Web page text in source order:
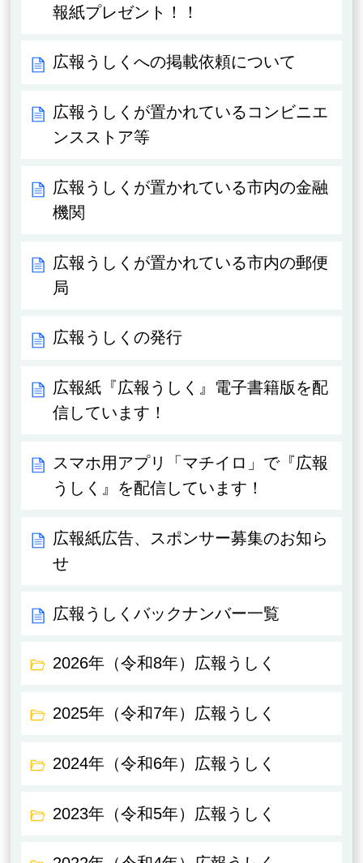
報紙プレゼント！！
広報うしくへの掲載依頼について
広報うしくが置かれているコンビニエ
ンスストア等
広報うしくが置かれている市内の金融
機関
広報うしくが置かれている市内の郵便
局
広報うしくの発行
広報紙『広報うしく』電子書籍版を配
信しています！
スマホ用アプリ「マチイロ」で『広報
うしく』を配信しています！
広報紙広告、スポンサー募集のお知ら
せ
広報うしくバックナンバー一覧
2026年（令和8年）広報うしく
2025年（令和7年）広報うしく
2024年（令和6年）広報うしく
2023年（令和5年）広報うしく